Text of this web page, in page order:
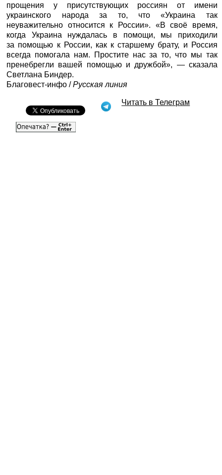
прощения у присутствующих россиян от имени
украинского народа за то, что «Украина так
неуважительно относится к России». «В своё время,
когда Украина нуждалась в помощи, мы приходили
за помощью к России, как к старшему брату, и Россия
всегда помогала нам. Простите нас за то, что мы так
пренебрегли вашей помощью и дружбой», — сказала
Светлана Биндер.
Благовест-инфо /Русская линия
Читать в Телеграм